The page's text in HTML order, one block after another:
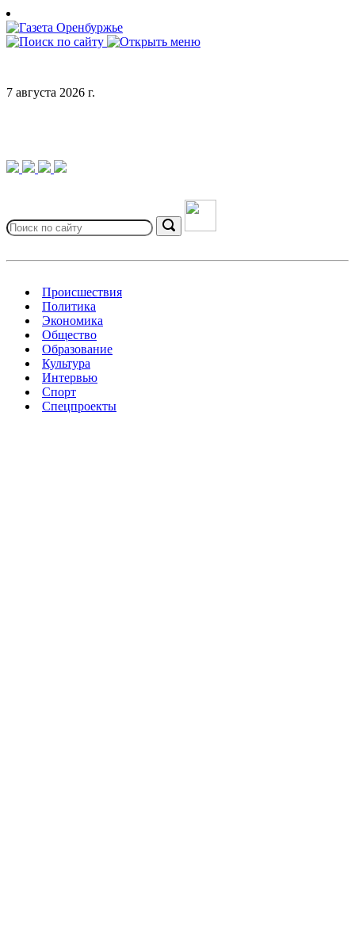
Skip
to
content
7 августа 2026 г.
for:
Search
Происшествия
Политика
Экономика
Общество
Образование
Культура
Интервью
Спорт
Спецпроекты